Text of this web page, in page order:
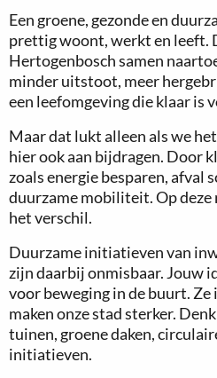
Een groene, gezonde en
prettig woont, werkt en leeft.
Hertogenbosch samen
minder uitstoot, meer
een leefomgeving die klaar is
Maar dat lukt alleen als we
hier ook aan bijdragen. Door
zoals energie besparen, afval
duurzame mobiliteit. Op deze
het verschil.
Duurzame initiatieven van
zijn daarbij onmisbaar. Jouw
voor beweging in de buurt. Ze
maken onze stad sterker.
tuinen, groene daken,
initiatieven.